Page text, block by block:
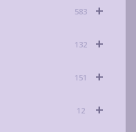
+
583
+
132
+
151
+
12